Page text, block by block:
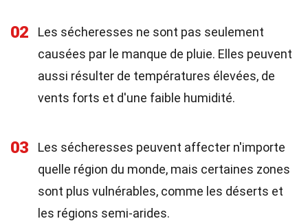
02
Les sécheresses ne sont pas seulement
causées par le manque de pluie. Elles peuvent
aussi résulter de températures élevées, de
vents forts et d'une faible humidité.
03
Les sécheresses peuvent affecter n'importe
quelle région du monde, mais certaines zones
sont plus vulnérables, comme les déserts et
les régions semi-arides.